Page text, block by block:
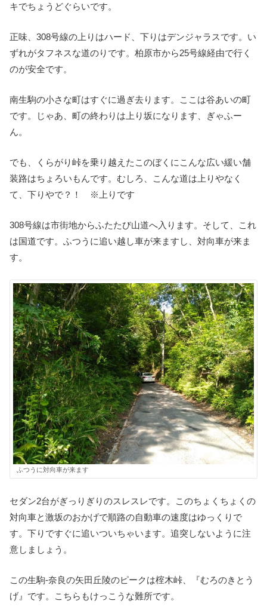
キでちょうどぐらいです。
正味、308号線の上りはハード、下りはデンジャラスです。い
ずれがタフネスな道のりです。柏原市から25号線経由で行く
のが安全です。
南生駒の小さな町はすぐに過ぎ去ります。ここは谷あいの町
です。じゃあ、町の終わりは上り坂になります、ぎゃふー
ん。
でも、くらがり峠を乗り越えたこのぼくにこんな広い緩い舗
装路はちょろいもんです。むしろ、こんな道は上りやなく
て、下りやで？！ ※上りです
308号線は市街地からふたたび山道へ入ります。そして、これ
は国道です。ふつうに追い越し車が来ますし、対向車が来ま
す。
ふつうに対向車が来ます
セダン2台がぎっりぎりのスレスレです。このちょくちょくの
対向車と激坂のおかげで順路の自動車の速度はゆっくりで
す。下りですぐに追いついちゃいます。追突しないように注
意しましょう。
この生駒-奈良の矢田丘陵のピークは榁木峠、『むろのきとう
げ』です。こちらもけっこうな難所です。